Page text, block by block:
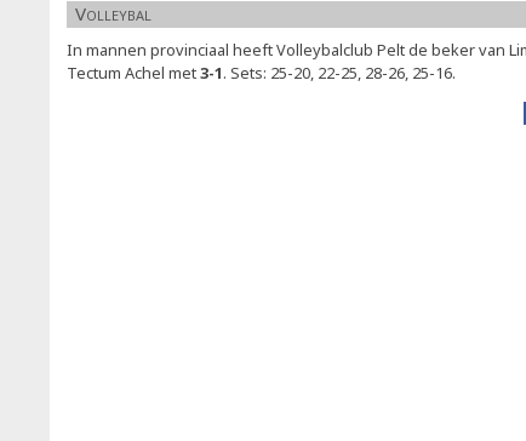
Volleybal
In mannen provinciaal heeft Volleybalclub Pelt de beker van
Tectum Achel met3-1. Sets: 25-20, 22-25, 28-26, 25-16.